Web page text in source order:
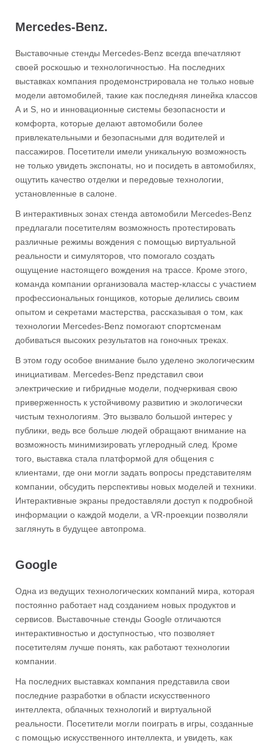
Mercedes-Benz.
Выставочные стенды Mercedes-Benz всегда впечатляют
своей роскошью и технологичностью. На последних
выставках компания продемонстрировала не только новые
модели автомобилей, такие как последняя линейка классов
А и S, но и инновационные системы безопасности и
комфорта, которые делают автомобили более
привлекательными и безопасными для водителей и
пассажиров. Посетители имели уникальную возможность
не только увидеть экспонаты, но и посидеть в автомобилях,
ощутить качество отделки и передовые технологии,
установленные в салоне.
В интерактивных зонах стенда автомобили Mercedes-Benz
предлагали посетителям возможность протестировать
различные режимы вождения с помощью виртуальной
реальности и симуляторов, что помогало создать
ощущение настоящего вождения на трассе. Кроме этого,
команда компании организовала мастер-классы с участием
профессиональных гонщиков, которые делились своим
опытом и секретами мастерства, рассказывая о том, как
технологии Mercedes-Benz помогают спортсменам
добиваться высоких результатов на гоночных треках.
В этом году особое внимание было уделено экологическим
инициативам. Mercedes-Benz представил свои
электрические и гибридные модели, подчеркивая свою
приверженность к устойчивому развитию и экологически
чистым технологиям. Это вызвало большой интерес у
публики, ведь все больше людей обращают внимание на
возможность минимизировать углеродный след. Кроме
того, выставка стала платформой для общения с
клиентами, где они могли задать вопросы представителям
компании, обсудить перспективы новых моделей и техники.
Интерактивные экраны предоставляли доступ к подробной
информации о каждой модели, а VR-проекции позволяли
заглянуть в будущее автопрома.
Google
Одна из ведущих технологических компаний мира, которая
постоянно работает над созданием новых продуктов и
сервисов. Выставочные стенды Google отличаются
интерактивностью и доступностью, что позволяет
посетителям лучше понять, как работают технологии
компании.
На последних выставках компания представила свои
последние разработки в области искусственного
интеллекта, облачных технологий и виртуальной
реальности. Посетители могли поиграть в игры, созданные
с помощью искусственного интеллекта, и увидеть, как